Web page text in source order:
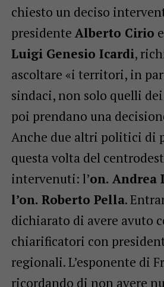
chiesto un deciso
presidente Alberto Cirio
Luigi Genesio Icardi,
ascoltare «i territori, in
sindaci, non solo quelli
poi prendano una
Anche due altri politici di
questa volta del
intervenuti: l’on. Andrea
l’on. Roberto Pella.
dichiarato di avere avuto
chiarificatori con
regionali. L’esponente di
ricordando di non avere